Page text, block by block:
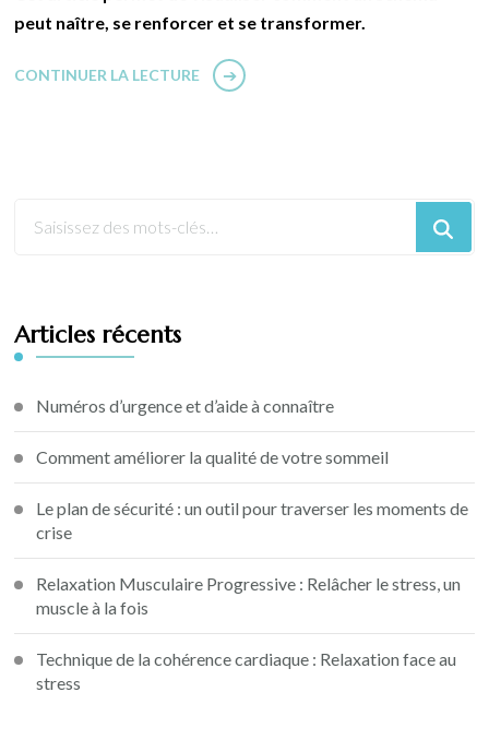
peut naître, se renforcer et se transformer.
CONTINUER LA LECTURE
Articles récents
Numéros d’urgence et d’aide à connaître
Comment améliorer la qualité de votre sommeil
Le plan de sécurité : un outil pour traverser les moments de
crise
Relaxation Musculaire Progressive : Relâcher le stress, un
muscle à la fois
Technique de la cohérence cardiaque : Relaxation face au
stress